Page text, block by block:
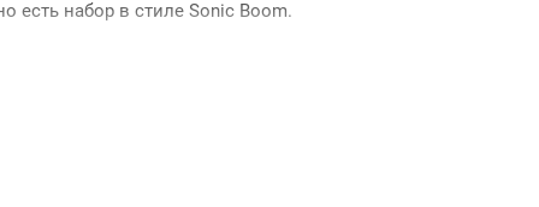
есть набор в стиле Sonic Boom.